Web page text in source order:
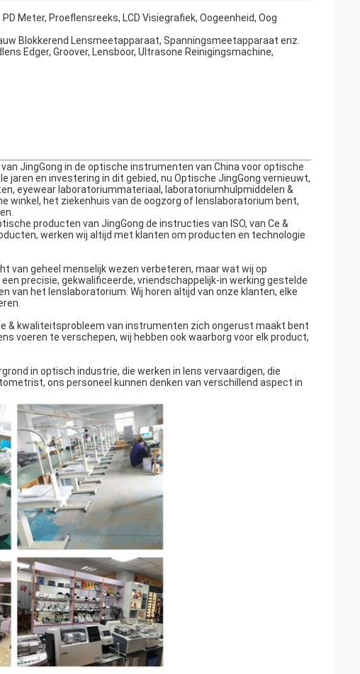
Meter, Proeflensreeks, LCD Visiegrafiek, Oogeenheid, Oog
Blokkerend Lensmeetapparaat, Spanningsmeetapparaat enz.
Edger, Groover, Lensboor, Ultrasone Reinigingsmachine,
JingGong in de optische instrumenten van China voor optische
jaren en investering in dit gebied, nu Optische JingGong vernieuwt,
eyewear laboratoriummateriaal, laboratoriumhulpmiddelen &
het ziekenhuis van de oogzorg of lenslaboratorium bent,
producten van JingGong de instructies van ISO, van Ce &
werken wij altijd met klanten om producten en technologie
van geheel menselijk wezen verbeteren, maar wat wij op
precisie, gekwalificeerde, vriendschappelijk-in werking gestelde
het lenslaboratorium. Wij horen altijd van onze klanten, elke
& kwaliteitsprobleem van instrumenten zich ongerust maakt bent
voeren te verschepen, wij hebben ook waarborg voor elk product,
in optisch industrie, die werken in lens vervaardigen, die
ons personeel kunnen denken van verschillend aspect in